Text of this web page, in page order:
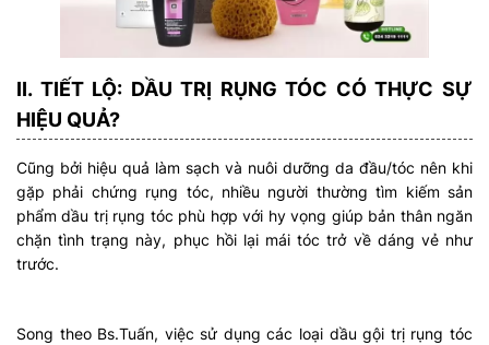
II. TIẾT LỘ: DẦU TRỊ RỤNG TÓC CÓ THỰC SỰ
HIỆU QUẢ?
Cũng bởi hiệu quả làm sạch và nuôi dưỡng da đầu/tóc nên khi
gặp phải chứng rụng tóc, nhiều người thường tìm kiếm sản
phẩm dầu trị rụng tóc phù hợp với hy vọng giúp bản thân ngăn
chặn tình trạng này, phục hồi lại mái tóc trở về dáng vẻ như
trước.
Song theo Bs.Tuấn, việc sử dụng các loại dầu gội trị rụng tóc